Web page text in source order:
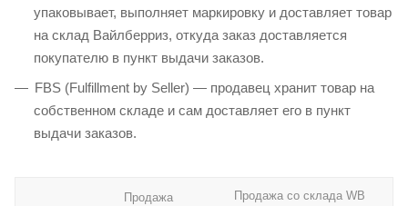
упаковывает, выполняет маркировку и доставляет товар
на склад Вайлберриз, откуда заказ доставляется
покупателю в пункт выдачи заказов.
FBS (Fulfillment by Seller) — продавец хранит товар на
собственном складе и сам доставляет его в пункт
выдачи заказов.
Продажа
Продажа со склада WB